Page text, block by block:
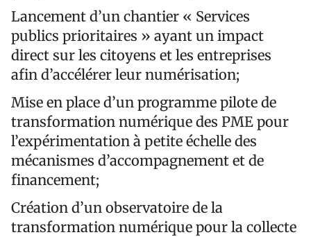
Lancement d’un chantier « Services
publics prioritaires » ayant un impact
direct sur les citoyens et les entreprises
afin d’accélérer leur numérisation;
Mise en place d’un programme pilote de
transformation numérique des PME pour
l’expérimentation à petite échelle des
mécanismes d’accompagnement et de
financement;
Création d’un observatoire de la
transformation numérique pour la collecte